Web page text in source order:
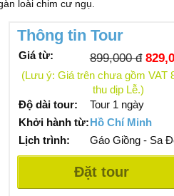
loài chim cư ngụ.
Thông tin Tour
Giá từ: 899,000 đ
(Lưu ý: Giá trên chưa gồm VAT
thu dịp Lễ.)
Độ dài tour:
Tour 1 ngày
Khởi hành từ:Hồ Chí Minh
Lịch trình:
Gáo Giồng - Sa
Đặt tour